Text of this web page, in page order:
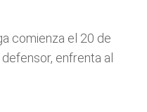
comienza el 20 de
enfrenta al